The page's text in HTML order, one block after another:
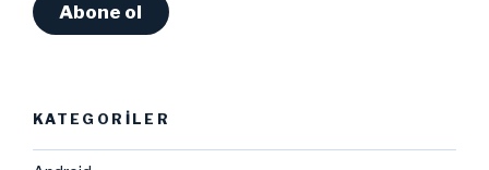
Abone ol
KATEGORILER